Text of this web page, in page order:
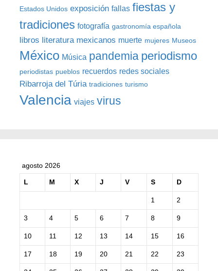
Estados Unidos exposición fallas fiestas y
tradiciones fotografía gastronomía española
libros literatura mexicanos muerte mujeres Museos
México Música pandemia periodismo
periodistas pueblos recuerdos redes sociales
Ribarroja del Túria tradiciones turismo
Valencia viajes virus
agosto 2026
L M X J V S D
1 2
3 4 5 6 7 8 9
10 11 12 13 14 15 16
17 18 19 20 21 22 23